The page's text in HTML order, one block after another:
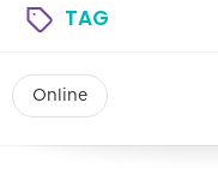
TAG
Online